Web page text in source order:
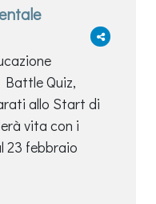
Battle Quiz,
allo Start di
vita con i
23 febbraio